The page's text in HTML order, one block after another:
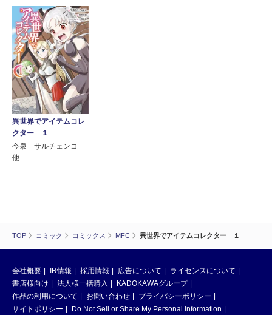
TOP コミック コミックス MFC 異世界でアイテムコレクター １
異世界でアイテムコレ
クター １
今泉 サルチェンコ
他
会社概要 IR情報 採用情報 広告について
ライセンスについて
書店様向け
法人様一括購入
KADOKAWAグループ
作品の利用について
お問い合わせ
プライバシーポリシー
サイトポリシー
Do Not Sell or Share My Personal Information